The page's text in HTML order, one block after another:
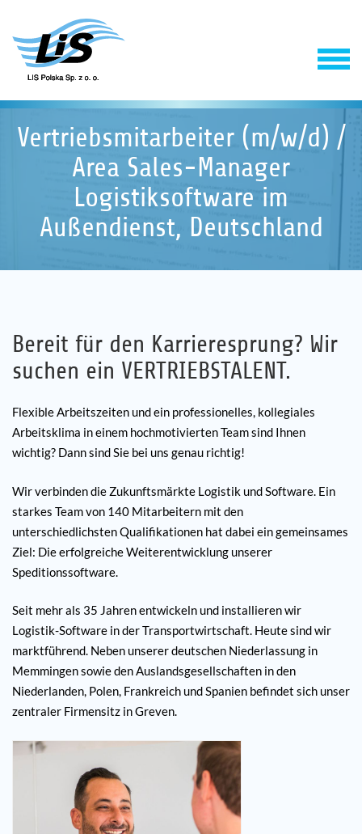
Produkty
Firma
Referencje
Aktualności
Kontakt
Vertriebsmitarbeiter (m/w/d) /
Area Sales-Manager
Logistiksoftware im
Außendienst, Deutschland
Bereit für den Karrieresprung? Wir
suchen ein VERTRIEBSTALENT.
Flexible Arbeitszeiten und ein professionelles, kollegiales
Arbeitsklima in einem hochmotivierten Team sind Ihnen
wichtig? Dann sind Sie bei uns genau richtig!
Wir verbinden die Zukunftsmärkte Logistik und Software. Ein
starkes Team von 140 Mitarbeitern mit den
unterschiedlichsten Qualifikationen hat dabei ein gemeinsames
Ziel: Die erfolgreiche Weiterentwicklung unserer
Speditionssoftware.
Seit mehr als 35 Jahren entwickeln und installieren wir
Logistik-Software in der Transportwirtschaft. Heute sind wir
marktführend. Neben unserer deutschen Niederlassung in
Memmingen sowie den Auslandsgesellschaften in den
Niederlanden, Polen, Frankreich und Spanien befindet sich unser
zentraler Firmensitz in Greven.